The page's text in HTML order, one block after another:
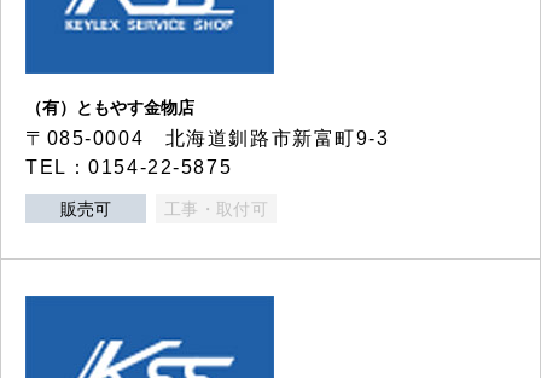
（有）ともやす金物店
〒085-0004 北海道釧路市新富町9-3
TEL：0154-22-5875
販売可 工事・取付可